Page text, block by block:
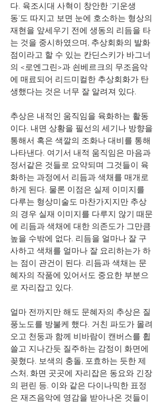
다. 육조시대 사혁이 창안한 ‘기운생
동’도 따지고 보면 눈에 호소하는 형상의
재현을 앞세우기 전에 생동의 리듬을 타
는 것을 중시하였으며, 추상회화의 발화
점이라고 할 수 있는 칸딘스키가 바그너
의 <로엔그린>과 쇤베르크의 무조음악
에 매료되어 리드미컬한 추상회화가 탄
생했다는 것은 너무 잘 알려져 있다.
추상은 내적인 움직임을 육화하는 활동
이다. 내면 상황을 필선의 세기나 방향을
통해서 혹은 색깔의 조화나 대비를 통해
나타낸다. 여기서 내적 움직임은 마음과
정서같은 것들로 요약되며 그것들이 육
화하는 과정에서 리듬과 색채를 매개로
하게 된다. 물론 이점은 실제 이미지를
다루는 형상미술도 마찬가지지만 추상
의 경우 실재 이미지를 다루지 않기 때문
에 리듬과 색채에 대한 의존도가 그만큼
높을 수밖에 없다. 리듬을 얼마나 잘 구
사하고 색채를 얼마나 잘 요리하는가 하
는 점이 관건이 된다. 리듬과 색채는 문
혜자의 작품에 있어서도 중요한 부분으
로 자리잡고 있다.
얼마 전까지만 해도 문혜자의 추상은 질
풍노도를 방불케 했다. 거친 파도가 몰려
오고 천둥과 함께 비바람이 캔버스를 휩
쓸고 지나간듯 질주하는 감정이 화면에
꽂혔다. 보색의 충돌, 포효하는 듯한 제
스처, 화면 곳곳에 자리잡은 동요와 긴장
의 편린 등. 이와 같은 다이나믹한 표정
은 재즈음악에 영감을 받아나온 것들이